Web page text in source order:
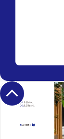
keyboard_arrow_up